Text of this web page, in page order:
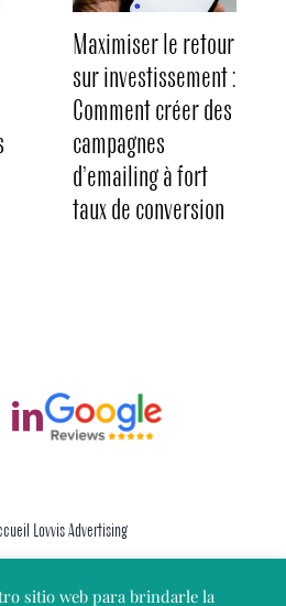
Maximiser le retour
sur investissement :
Comment créer des
campagnes
d’emailing à fort
taux de conversion
Lovvis Advertising
sitio web para brindarle la